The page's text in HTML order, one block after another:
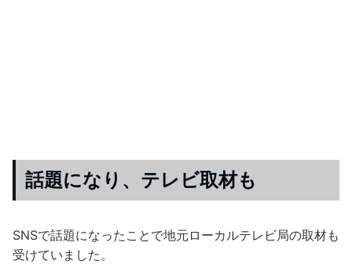
話題になり、テレビ取材も
SNSで話題になったことで地元ローカルテレビ局の取材も
受けていました。